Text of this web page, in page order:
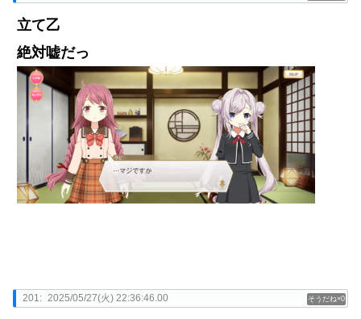
立て乙
絶対嘘だっ
0
201: 2025/05/27(火) 22:36:46.00